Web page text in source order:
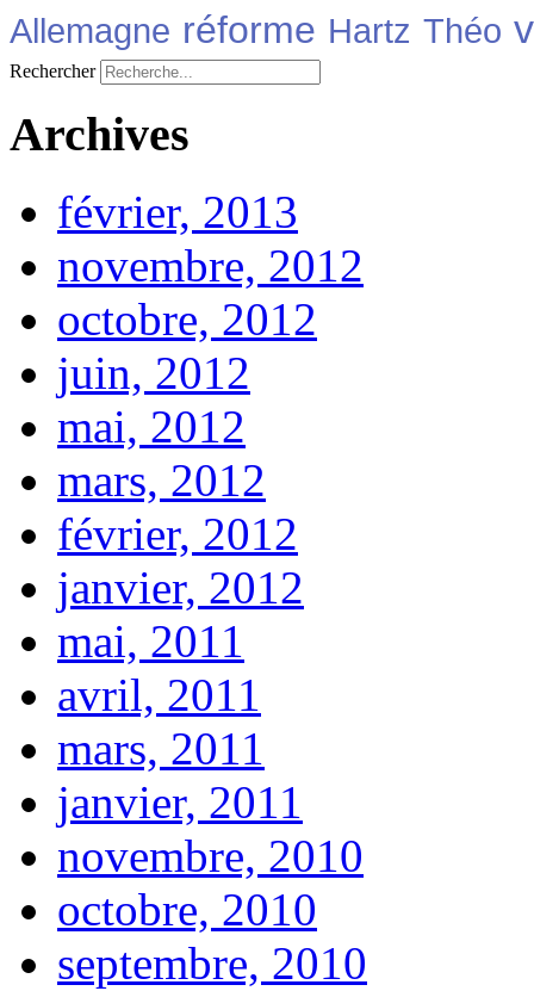
Allemagne réforme Hartz Théo
Rechercher
Archives
février, 2013
novembre, 2012
octobre, 2012
juin, 2012
mai, 2012
mars, 2012
février, 2012
janvier, 2012
mai, 2011
avril, 2011
mars, 2011
janvier, 2011
novembre, 2010
octobre, 2010
septembre, 2010